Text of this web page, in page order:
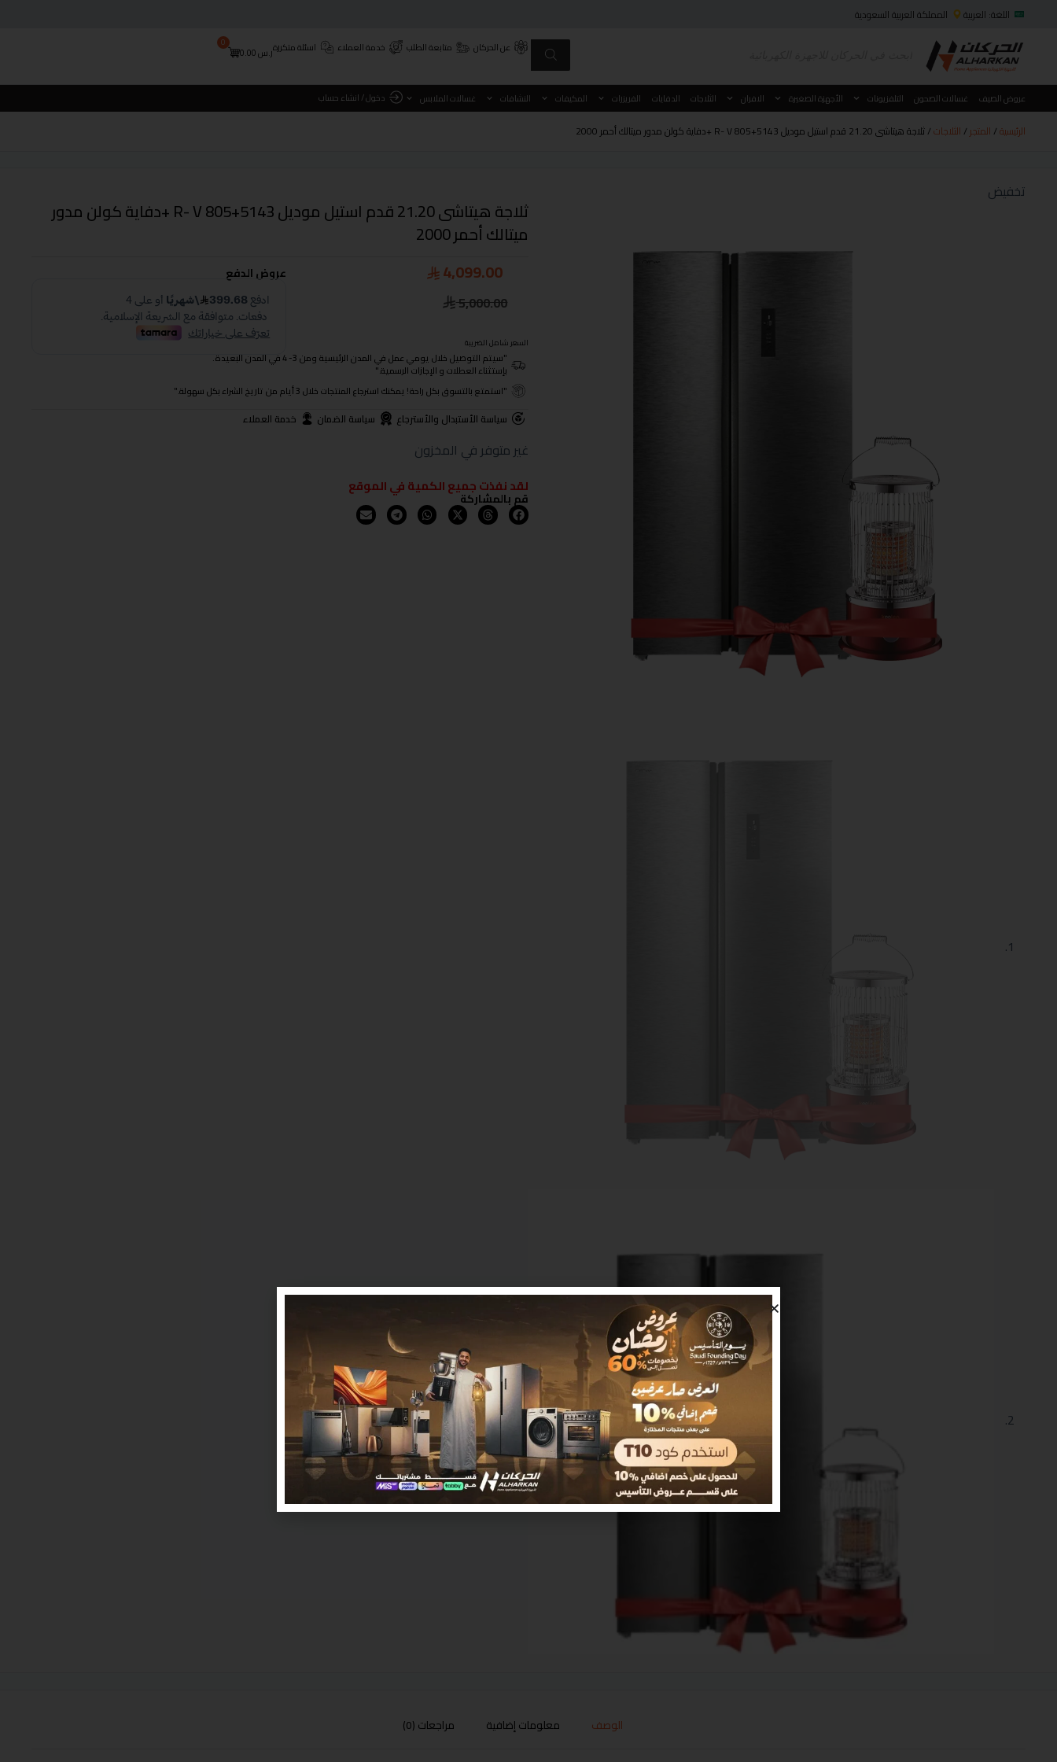
اللغة: العربية المملكة العربية السعودية
عن الحركان متابعة الطلب خدمة العملاء اسئلة متكررةر.س0.00
0
عروض الصيف غسالات الصحون التلفزيونات الأجهزة الصغيرة الافران الثلاجات الدفايات الفريزرات المكيفات النشافات غسالات الملابس دخول / انشاء حساب
الرئيسية/ المتجر / الثلاجات/ ثلاجة هيتاشى 21.20 قدم استيل موديل R- V 805+5143 +دفاية كولن مدور ميتالك أحمر 2000
تخفيض
ثلاجة هيتاشى 21.20 قدم استيل موديل R- V 805+5143 +دفاية كولن مدور
ميتالك أحمر 2000
5,000.00
4,099.00
السعر شامل الضريبة
عروض الدفع
"سيتم التوصيل خلال يومي عمل في المدن الرئيسية ومن 3- 4 في المدن البعيدة.
بإستثناء العطلات و الإجازات الرسمية."
"استمتع بالتسوق بكل راحة! يمكنك استرجاع المنتجات خلال 3 أيام من تاريخ الشراء بكل سهولة."
سياسة الأستبدال والأسترجاع سياسة الضمان خدمة العملاء
غير متوفر في المخزون
لقد نفذت جميع الكمية في الموقع
قم بالمشاركة
الوصف معلومات إضافية مراجعات (0)